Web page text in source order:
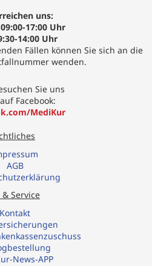
uns:
17:00 Uhr
14:00 Uhr
Fällen können Sie sich an die
wenden.
Sie uns
Facebook:
MediKur
AGB
Service
Kontakt
News-APP